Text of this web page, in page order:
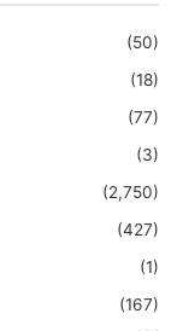
(50)
(18)
(77)
(3)
(2,750)
(427)
(1)
(167)